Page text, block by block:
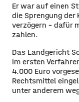
Er war auf einen
die Sprengung der
verzögern – dafür
zahlen.
Das Landgericht
Im ersten
4.000 Euro
Rechtsmittel
unter anderem